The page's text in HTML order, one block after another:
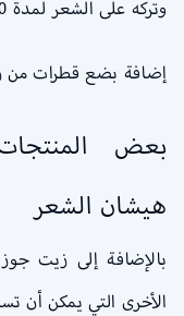
وتركه على الشعر لمدة 30 دقيقة قبل الشطف.
إضافة بضع قطرات من
بعض
هيشان الشعر
بالإضافة إلى زيت
الأخرى التي يمكن أن